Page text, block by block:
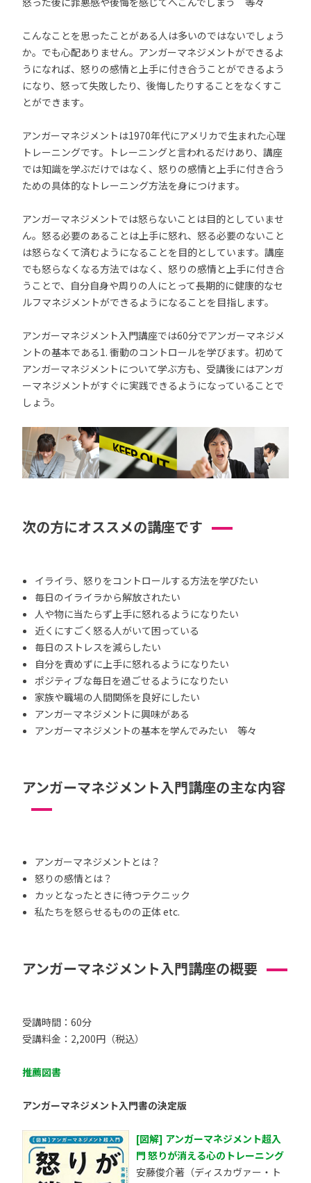
こんなことを思ったことがある人は多いのではないでしょう
か。でも心配ありません。アンガーマネジメントができるよ
うになれば、怒りの感情と上手に付き合うことができるよう
になり、怒って失敗したり、後悔したりすることをなくすこ
とができます。
アンガーマネジメントは1970年代にアメリカで生まれた心理
トレーニングです。トレーニングと言われるだけあり、講座
では知識を学ぶだけではなく、怒りの感情と上手に付き合う
ための具体的なトレーニング方法を身につけます。
アンガーマネジメントでは怒らないことは目的としていませ
ん。怒る必要のあることは上手に怒れ、怒る必要のないこと
は怒らなくて済むようになることを目的としています。講座
でも怒らなくなる方法ではなく、怒りの感情と上手に付き合
うことで、自分自身や周りの人にとって長期的に健康的なセ
ルフマネジメントができるようになることを目指します。
アンガーマネジメント入門講座では60分でアンガーマネジメ
ントの基本である1. 衝動のコントロールを学びます。初めて
アンガーマネジメントについて学ぶ方も、受講後にはアンガ
ーマネジメントがすぐに実践できるようになっていることで
しょう。
次の方にオススメの講座です
イライラ、怒りをコントロールする方法を学びたい
毎日のイライラから解放されたい
人や物に当たらず上手に怒れるようになりたい
近くにすごく怒る人がいて困っている
毎日のストレスを減らしたい
自分を責めずに上手に怒れるようになりたい
ポジティブな毎日を過ごせるようになりたい
家族や職場の人間関係を良好にしたい
アンガーマネジメントに興味がある
アンガーマネジメントの基本を学んでみたい 等々
アンガーマネジメント入門講座の主な内容
アンガーマネジメントとは？
怒りの感情とは？
カッとなったときに待つテクニック
私たちを怒らせるものの正体 etc.
アンガーマネジメント入門講座の概要
受講時間：60分
受講料金：2,200円（税込）
推薦図書
アンガーマネジメント入門書の決定版
[図解] アンガーマネジメント超入
門 怒りが消える心のトレーニング
安藤俊介著（ディスカヴァー・ト